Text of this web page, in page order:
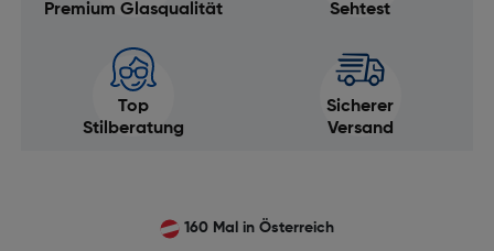
Premium Glasqualität
Sehtest
Top
Stilberatung
Sicherer
Versand
160 Mal in Österreich